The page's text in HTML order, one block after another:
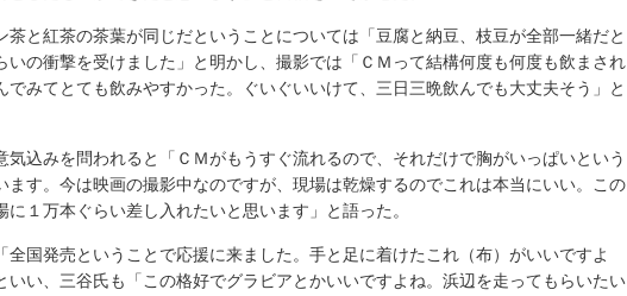
と紅茶の茶葉が同じだということについては「豆腐と納豆、枝豆が全部一緒だと
いの衝撃を受けました」と明かし、撮影では「ＣＭって結構何度も何度も飲まされ
でみてとても飲みやすかった。ぐいぐいいけて、三日三晩飲んでも大丈夫そう」と
込みを問われると「ＣＭがもうすぐ流れるので、それだけで胸がいっぱいという
ます。今は映画の撮影中なのですが、現場は乾燥するのでこれは本当にいい。この
に１万本ぐらい差し入れたいと思います」と語った。
国発売ということで応援に来ました。手と足に着けたこれ（布）がいいですよ
いい、三谷氏も「この格好でグラビアとかいいですよね。浜辺を走ってもらいたい